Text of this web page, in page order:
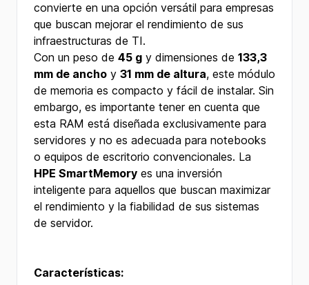
convierte en una opción versátil para empresas
que buscan mejorar el rendimiento de sus
infraestructuras de TI.
Con un peso de 45 g y dimensiones de 133,3
mm de ancho y 31 mm de altura, este módulo
de memoria es compacto y fácil de instalar. Sin
embargo, es importante tener en cuenta que
esta RAM está diseñada exclusivamente para
servidores y no es adecuada para notebooks
o equipos de escritorio convencionales. La
HPE SmartMemory es una inversión
inteligente para aquellos que buscan maximizar
el rendimiento y la fiabilidad de sus sistemas
de servidor.
Características: